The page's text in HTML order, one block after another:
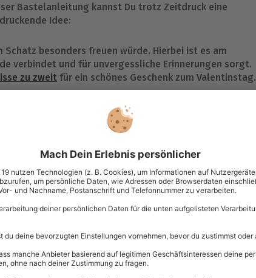
Bastelanleitung kannst Du trotz Zeitdruck eine
Idee:
Schatz besonders freuen würde. Hierbei ist es am
verbindet und für unvergessliche Erinnerungen sorgt.
zu zweit für ein schönes Geschenk zum Valentinstag.
die Verpackung Deines bis noch vor kurzem
nutzen